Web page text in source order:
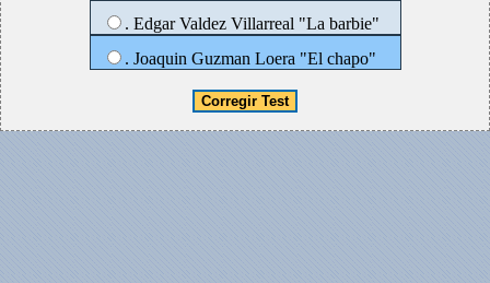
. Edgar Valdez Villarreal "La barbie"
. Joaquin Guzman Loera "El chapo"